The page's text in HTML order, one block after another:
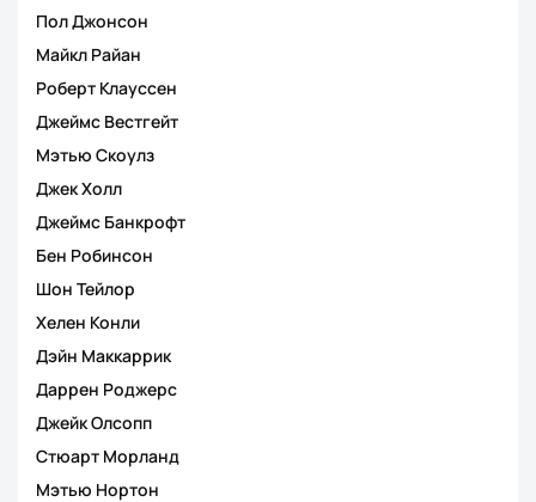
Пол Джонсон
Майкл Райан
Роберт Клауссен
Джеймс Вестгейт
Мэтью Скоулз
Джек Холл
Джеймс Банкрофт
Бен Робинсон
Шон Тейлор
Хелен Конли
Дэйн Маккаррик
Даррен Роджерс
Джейк Олсопп
Стюарт Морланд
Мэтью Нортон